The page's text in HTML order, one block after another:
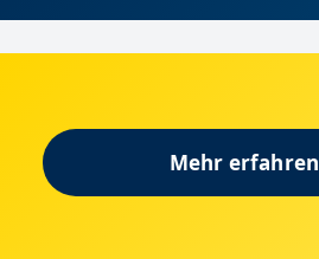
Mehr erfahren